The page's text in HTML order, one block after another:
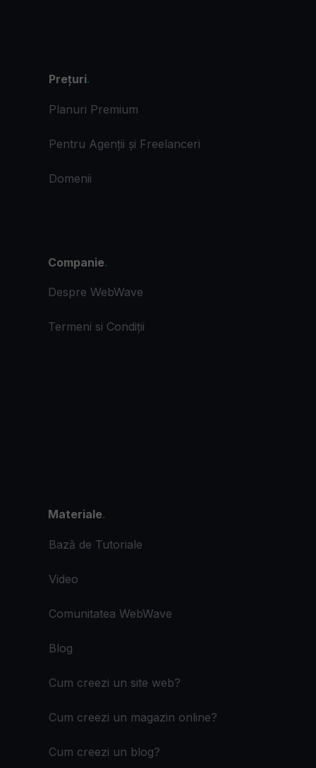
Despre WebWave
Termeni si Condiții
Companie.
Bază de Tutoriale
Video
Comunitatea WebWave
Blog
Cum creezi un site web?
Cum creezi un magazin online?
Cum creezi un blog?
Materiale.
Planuri Premium
Pentru Agenții și Freelanceri
Domenii
Prețuri.